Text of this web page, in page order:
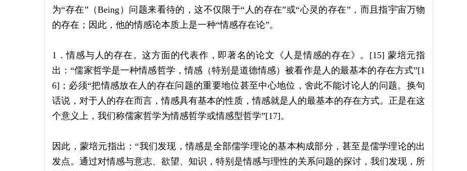
为“存在”（Being）问题来看待的，这不仅限于“人的存在”或“心灵的存在”，而且指宇宙万物
的存在；因此，他的情感论本质上是一种“情感存在论”。
1．情感与人的存在。这方面的代表作，即著名的论文《人是情感的存在》。[15] 蒙培元指
出：“儒家哲学是一种情感哲学，情感（特别是道德情感）被看作是人的最基本的存在方式”[1
6]；必须“把情感放在人的存在问题的重要地位甚至中心地位，舍此不能讨论人的问题。换句
话说，对于人的存在而言，情感具有基本的性质，情感就是人的最基本的存在方式。正是在这
个意义上，我们称儒家哲学为情感哲学或情感型哲学”[17]。
因此，蒙培元指出：“我们发现，情感是全部儒学理论的基本构成部分，甚至是儒学理论的出
发点。通过对情感与意志、欲望、知识，特别是情感与理性的关系问题的探讨，我们发现，所